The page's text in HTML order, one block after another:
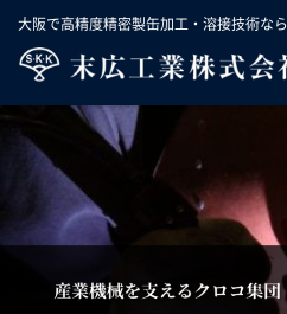
大阪で高精度精密製缶加工・溶接技術なら